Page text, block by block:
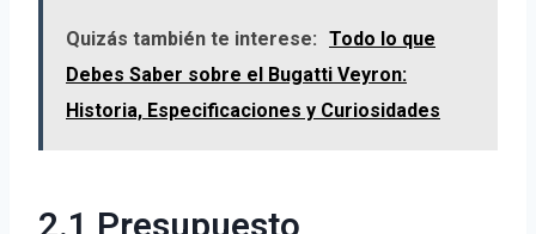
Quizás también te interese: Todo lo que
Debes Saber sobre el Bugatti Veyron:
Historia, Especificaciones y Curiosidades